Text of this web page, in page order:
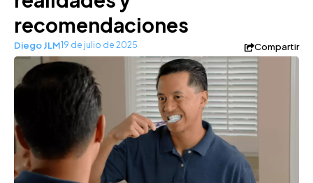
recomendaciones
Diego JLM19 de julio de 2025 Compartir